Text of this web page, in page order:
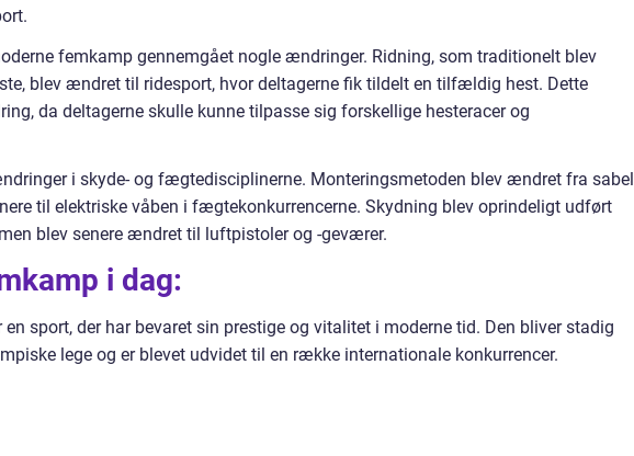
femkamp gennemgået nogle ændringer. Ridning, som traditionelt blev
blev ændret til ridesport, hvor deltagerne fik tildelt en tilfældig hest. Dette
da deltagerne skulle kunne tilpasse sig forskellige hesteracer og
i skyde- og fægtedisciplinerne. Monteringsmetoden blev ændret fra sabel
til elektriske våben i fægtekonkurrencerne. Skydning blev oprindeligt udført
blev senere ændret til luftpistoler og -geværer.
i dag:
sport, der har bevaret sin prestige og vitalitet i moderne tid. Den bliver stadig
lege og er blevet udvidet til en række internationale konkurrencer.